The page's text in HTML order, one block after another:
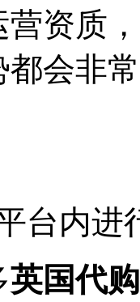
资质
都会非
内进
英国代购